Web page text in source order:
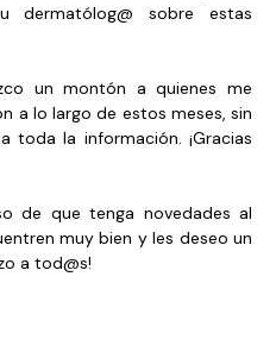
dermatólog@ sobre estas
un montón a quienes me
a lo largo de estos meses, sin
toda la información. ¡Gracias
de que tenga novedades al
muy bien y les deseo un
a tod@s!